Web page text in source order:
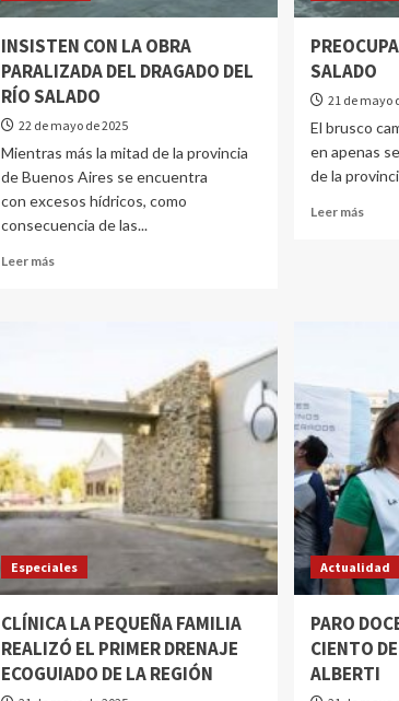
INSISTEN CON LA OBRA
PARALIZADA DEL DRAGADO DEL
RÍO SALADO
22 de mayo de 2025
Mientras más la mitad de la provincia
de Buenos Aires se encuentra
con excesos hídricos, como
consecuencia de las...
Leer más
SALADO
21 de mayo
El brusco
en apenas
de la
Leer más
Especiales
CLÍNICA LA PEQUEÑA FAMILIA
REALIZÓ EL PRIMER DRENAJE
ECOGUIADO DE LA REGIÓN
Actualidad
PARO
CIENTO
ALBERTI